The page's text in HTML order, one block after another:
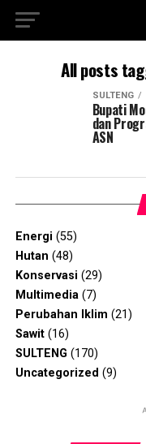
All posts
SULTENG
Bupati
dan
ASN
Energi (55)
Hutan (48)
Konservasi (29)
Multimedia(7)
Perubahan Iklim (21)
Sawit(16)
SULTENG (170)
Uncategorized (9)